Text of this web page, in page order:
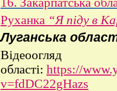
Руханка “Я піду в
Луганська
Відеоогляд
області: https://
v=fdDC22gHazs